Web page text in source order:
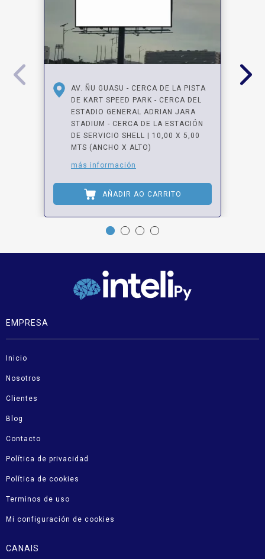
AV. ÑU GUASU - CERCA DE LA PISTA
DE KART SPEED PARK - CERCA DEL
ESTADIO GENERAL ADRIAN JARA
STADIUM - CERCA DE LA ESTACIÓN
DE SERVICIO SHELL | 10,00 X 5,00
MTS (ANCHO X ALTO)
más información
AÑADIR AO CARRITO
EMPRESA
Inicio
Nosotros
Clientes
Blog
Contacto
Política de privacidad
Política de cookies
Terminos de uso
Mi configuración de cookies
CANAIS